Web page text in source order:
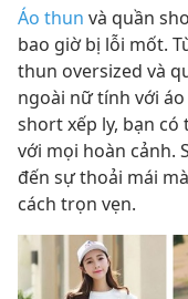
Áo thun và quần
bao giờ bị lỗi mốt.
thun oversized và
ngoài nữ tính với
short xếp ly, bạn
với mọi hoàn cảnh.
đến sự thoải mái
cách trọn vẹn.